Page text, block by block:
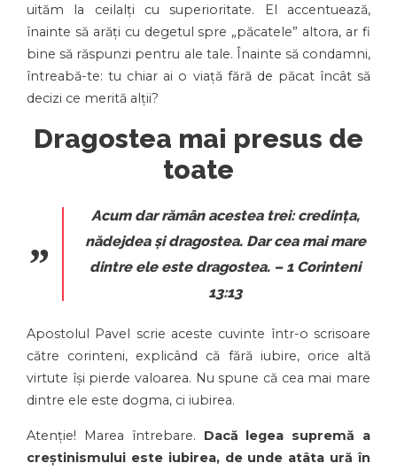
uităm la ceilalți cu superioritate. El accentuează,
înainte să arăți cu degetul spre „păcatele” altora, ar fi
bine să răspunzi pentru ale tale. Înainte să condamni,
întreabă-te: tu chiar ai o viață fără de păcat încât să
decizi ce merită alții?
Dragostea mai presus de
toate
Acum dar rămân acestea trei: credința,
nădejdea și dragostea. Dar cea mai mare
dintre ele este dragostea. – 1 Corinteni
13:13
Apostolul Pavel scrie aceste cuvinte într-o scrisoare
către corinteni, explicând că fără iubire, orice altă
virtute își pierde valoarea. Nu spune că cea mai mare
dintre ele este dogma, ci iubirea.
Atenție! Marea întrebare. Dacă legea supremă a
creștinismului este iubirea, de unde atâta ură în